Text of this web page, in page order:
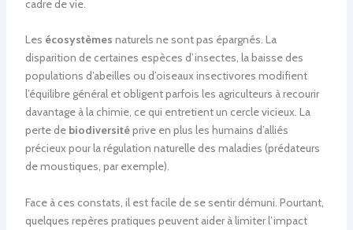
cadre de vie.
Les écosystèmes naturels ne sont pas épargnés. La
disparition de certaines espèces d’insectes, la baisse des
populations d’abeilles ou d’oiseaux insectivores modifient
l’équilibre général et obligent parfois les agriculteurs à recourir
davantage à la chimie, ce qui entretient un cercle vicieux. La
perte de biodiversitéprive en plus les humains d’alliés
précieux pour la régulation naturelle des maladies (prédateurs
de moustiques, par exemple).
Face à ces constats, il est facile de se sentir démuni. Pourtant,
quelques repères pratiques peuvent aider à limiter l’impact